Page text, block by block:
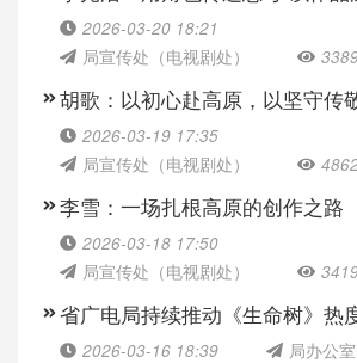
2026-03-20 18:21
局宣传处（电视剧处）
胡歌：以初心赴高原，以坚守传
2026-03-19 17:35
局宣传处（电视剧处）
李雪：一场扎根高原的创作之路
2026-03-18 17:50
局宣传处（电视剧处）
省广电局持续推动《生命树》热
2026-03-16 18:39
局办公室